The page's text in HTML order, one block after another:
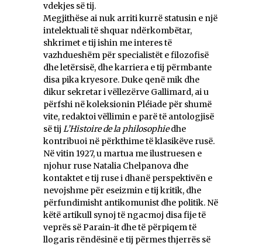
vdekjes së tij.
Megjithëse ai nuk arriti kurrë statusin e një
intelektuali të shquar ndërkombëtar,
shkrimet e tij ishin me interes të
vazhdueshëm për specialistët e filozofisë
dhe letërsisë, dhe karriera e tij përmbante
disa pika kryesore. Duke qenë mik dhe
dikur sekretar i vëllezërve Gallimard, ai u
përfshi në koleksionin Pléiade për shumë
vite, redaktoi vëllimin e parë të antologjisë
së tij L’Histoire de la philosophiedhe
kontribuoi në përkthime të klasikëve rusë.
Në vitin 1927, u martua me ilustruesen e
njohur ruse Natalia Chelpanova dhe
kontaktet e tij ruse i dhanë perspektivën e
nevojshme për eseizmin e tij kritik, dhe
përfundimisht antikomunist dhe politik. Në
këtë artikull synoj të ngacmoj disa fije të
veprës së Parain-it dhe të përpiqem të
llogaris rëndësinë e tij përmes thjerrës së